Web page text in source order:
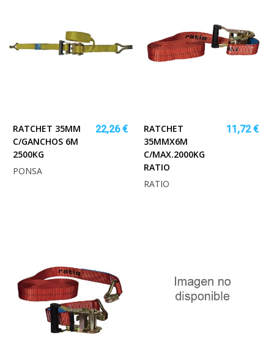
RATCHET 35MM
C/GANCHOS 6M
2500KG
22,26 €
PONSA
RATCHET
35MMX6M
C/MAX.2000KG
RATIO
11,72 €
RATIO